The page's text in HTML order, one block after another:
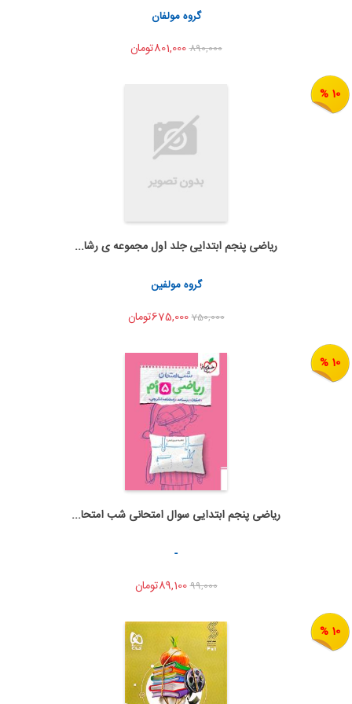
اشتراک گذاری
گروه مولفان
890,000801,000تومان
10 %
اضافه به سبد خرید
اشتراک گذاری
ریاضی پنجم ابتدایی جلد اول مجموعه ی رشا...
گروه مولفین
750,000675,000تومان
10 %
اضافه به سبد خرید
اشتراک گذاری
ریاضی پنجم ابتدایی سوال امتحانی شب امتحا...
-
99,00089,100تومان
10 %